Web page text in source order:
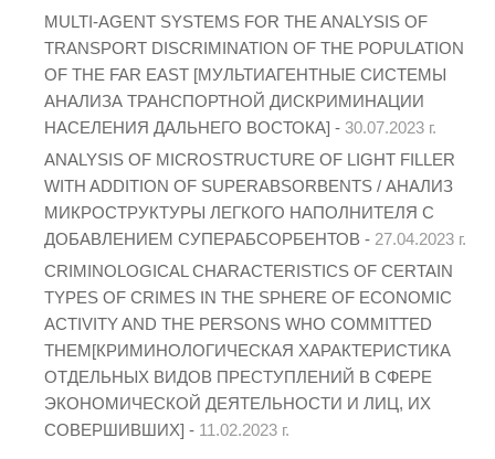
MULTI-AGENT SYSTEMS FOR THE ANALYSIS OF
TRANSPORT DISCRIMINATION OF THE POPULATION
OF THE FAR EAST [МУЛЬТИАГЕНТНЫЕ СИСТЕМЫ
АНАЛИЗА ТРАНСПОРТНОЙ ДИСКРИМИНАЦИИ
НАСЕЛЕНИЯ ДАЛЬНЕГО ВОСТОКА] - 30.07.2023 г.
ANALYSIS OF MICROSTRUCTURE OF LIGHT FILLER
WITH ADDITION OF SUPERABSORBENTS / АНАЛИЗ
МИКРОСТРУКТУРЫ ЛЕГКОГО НАПОЛНИТЕЛЯ С
ДОБАВЛЕНИЕМ СУПЕРАБСОРБЕНТОВ - 27.04.2023 г.
CRIMINOLOGICAL CHARACTERISTICS OF CERTAIN
TYPES OF CRIMES IN THE SPHERE OF ECONOMIC
ACTIVITY AND THE PERSONS WHO COMMITTED
THEM[КРИМИНОЛОГИЧЕСКАЯ ХАРАКТЕРИСТИКА
ОТДЕЛЬНЫХ ВИДОВ ПРЕСТУПЛЕНИЙ В СФЕРЕ
ЭКОНОМИЧЕСКОЙ ДЕЯТЕЛЬНОСТИ И ЛИЦ, ИХ
СОВЕРШИВШИХ] - 11.02.2023 г.